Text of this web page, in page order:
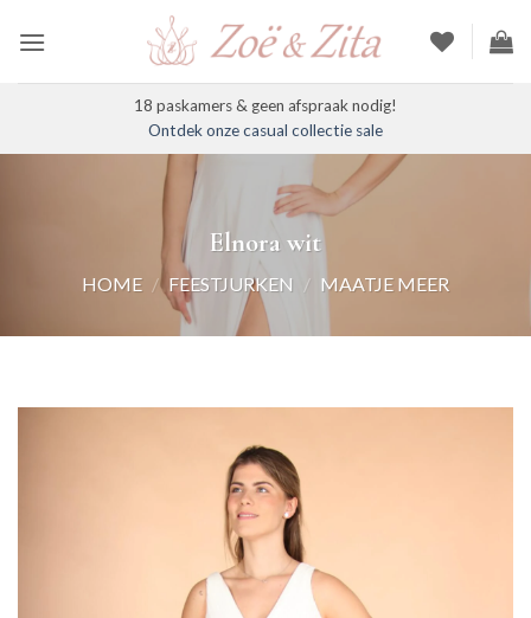
naar
18 paskamers & geen afspraak nodig!
Ontdek onze casual collectie sale
Elnora wit
HOME / FEESTJURKEN / MAATJE MEER